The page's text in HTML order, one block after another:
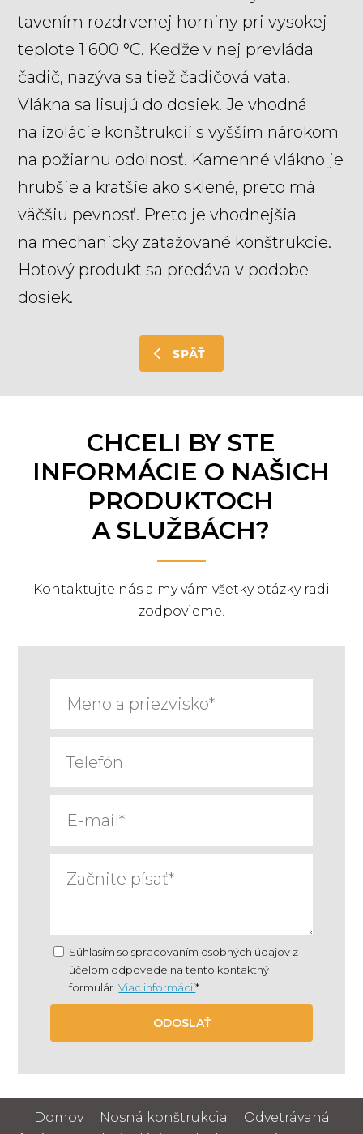
tavením rozdrvenej horniny pri vysokej
teplote 1 600 °C. Keďže v nej prevláda
čadič, nazýva sa tiež čadičová vata.
Vlákna sa lisujú do dosiek. Je vhodná
na izolácie konštrukcií s vyšším nárokom
na požiarnu odolnosť. Kamenné vlákno je
hrubšie a kratšie ako sklené, preto má
väčšiu pevnosť. Preto je vhodnejšia
na mechanicky zaťažované konštrukcie.
Hotový produkt sa predáva v podobe
dosiek.
CHCELI BY STE
INFORMÁCIE O NAŠICH
PRODUKTOCH
A SLUŽBÁCH?
Kontaktujte nás a my vám všetky otázky radi
zodpovieme.
Súhlasím so spracovaním osobných údajov z
účelom odpovede na tento kontaktný
formulár.Viac informácií*
ODOSLAŤ
Domov Nosná konštrukcia
Odvetrávaná